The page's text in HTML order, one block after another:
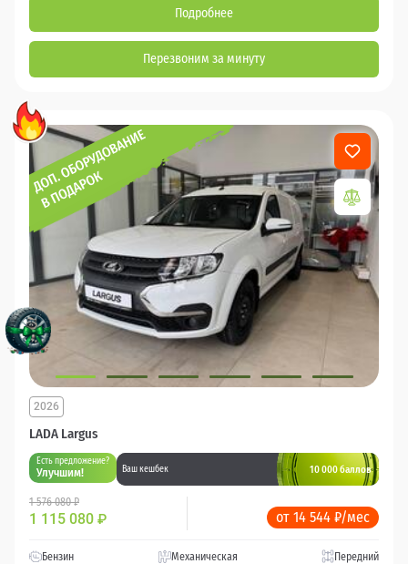
Подробнее
Перезвоним за минуту
LADA Largus
2026
Есть предложение?
Улучшим! Ваш кешбек 10 000 баллов
1 576 080 ₽
1 115 080 ₽ от 14 544 ₽/мес
Бензин Механическая Передний